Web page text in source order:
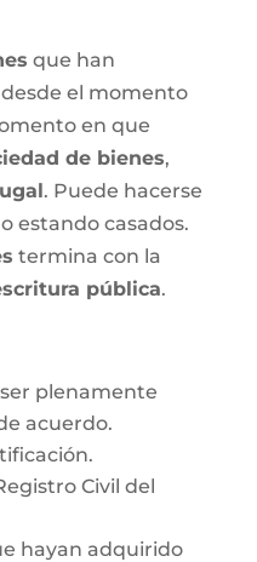
que han
el momento
en que
de bienes,
. Puede hacerse
estando casados.
termina con la
pública.
plenamente
acuerdo.
Civil del
hayan adquirido